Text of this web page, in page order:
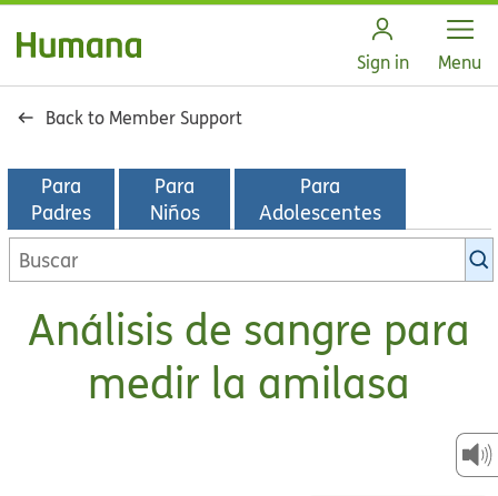
Sign in Open
Menu
Back to Member Support
Para
Padres
Para
Niños
Para
Adolescentes
Buscar
en
biblioteca
KidsHealth
Análisis de sangre para
medir la amilasa